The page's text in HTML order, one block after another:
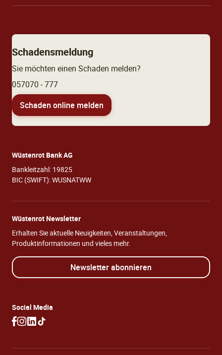
Schadensmeldung
Sie möchten einen Schaden melden?
057070 - 777
Schaden online melden
Wüstenrot Bank AG
Bankleitzahl: 19825
BIC (SWIFT): WUSNATWW
Wüstenrot Newsletter
Erhalten Sie aktuelle Neuigkeiten, Veranstaltungen,
Produktinformationen und vieles mehr.
Newsletter abonnieren
Social Media